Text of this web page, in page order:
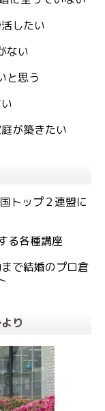
したい
ない
と思う
が築きたい
トップ２連盟に
る各種講座
で結婚のプロ倉
り